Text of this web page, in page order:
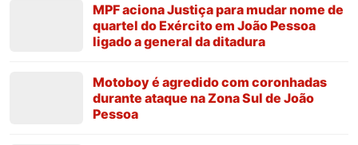
MPF aciona Justiça para mudar nome de
quartel do Exército em João Pessoa
ligado a general da ditadura
Motoboy é agredido com coronhadas
durante ataque na Zona Sul de João
Pessoa